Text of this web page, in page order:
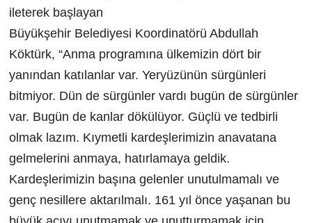
ileterek başlayan
Büyükşehir Belediyesi Koordinatörü Abdullah
Köktürk, “Anma programına ülkemizin dört bir
yanından katılanlar var. Yeryüzünün sürgünleri
bitmiyor. Dün de sürgünler vardı bugün de sürgünler
var. Bugün de kanlar dökülüyor. Güçlü ve tedbirli
olmak lazım. Kıymetli kardeşlerimizin anavatana
gelmelerini anmaya, hatırlamaya geldik.
Kardeşlerimizin başına gelenler unutulmamalı ve
genç nesillere aktarılmalı. 161 yıl önce yaşanan bu